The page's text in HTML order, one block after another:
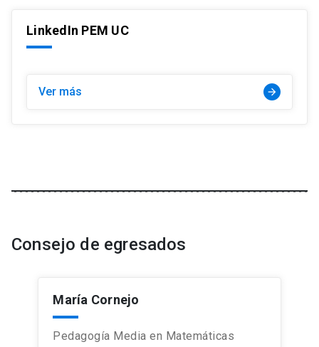
LinkedIn PEM UC
Ver más arrow_forward
Consejo de egresados
María Cornejo
Pedagogía Media en Matemáticas